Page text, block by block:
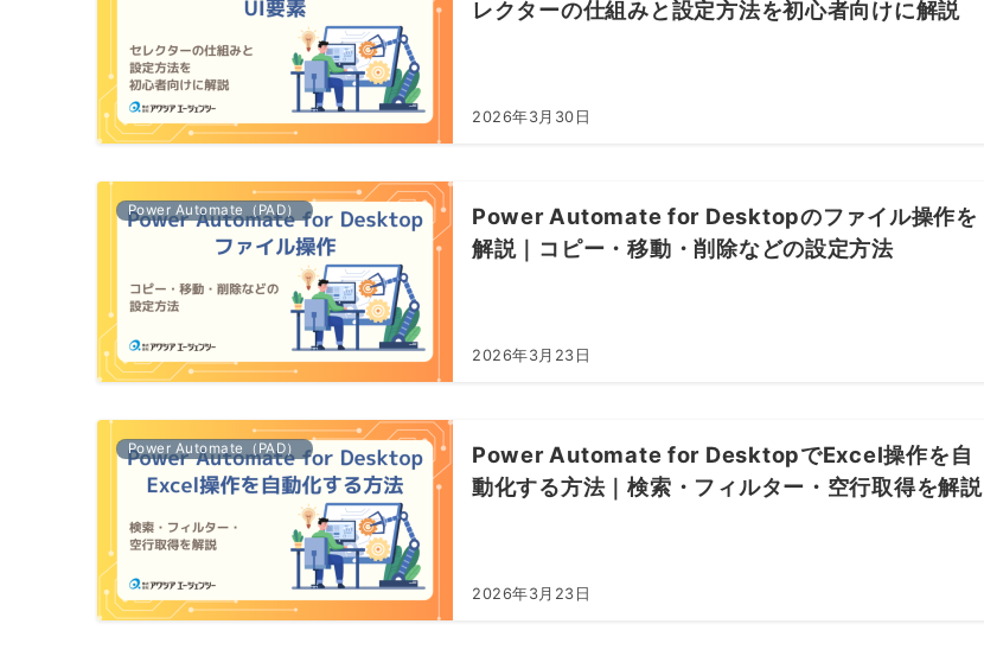
レクターの仕組みと設定方法を初心者向けに解説
2026年3月30日
Power Automate（PAD）
Power Automate for Desktopのファイル操作を
解説｜コピー・移動・削除などの設定方法
2026年3月23日
Power Automate（PAD）
Power Automate for DesktopでExcel操作を自
動化する方法｜検索・フィルター・空行取得を解説
2026年3月23日